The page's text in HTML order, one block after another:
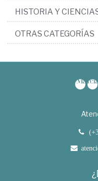
HISTORIA Y
OTRAS CATEGORÍAS